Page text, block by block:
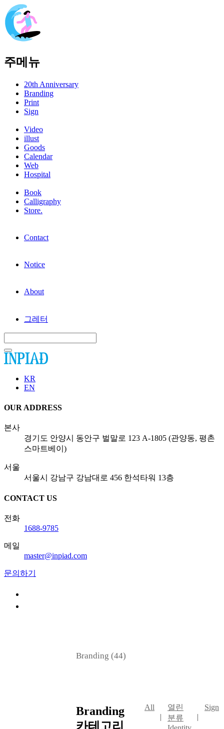
주메뉴
20th Anniversary
Branding
Print
Sign
Video
illust
Goods
Calendar
Web
Hospital
Book
Calligraphy
Store.
Contact
Notice
About
그레터
KR
EN
OUR ADDRESS
본사
경기도 안양시 동안구 벌말로 123 A-1805 (관양동, 평촌
스마트베이)
서울
서울시 강남구 강남대로 456 한석타워 13층
CONTACT US
전화
1688-9785
메일
master@inpiad.com
문의하기
Branding (44)
Branding
카테고리
All
열린
분류
Sign